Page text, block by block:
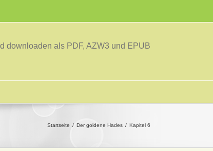
downloaden als PDF, AZW3 und EPUB
Startseite Der goldene Hades Kapitel 6